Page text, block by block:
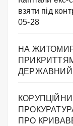
взяти під
05-28
НА
ДЕРЖАВНИЙ
ПРО